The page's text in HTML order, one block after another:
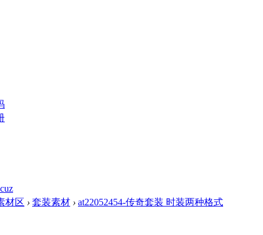
材区 › 套装素材 › at22052454-传奇套装 时装两种格式